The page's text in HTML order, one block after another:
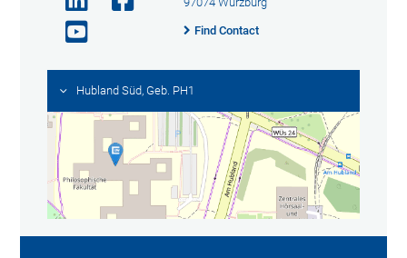
Find Contact
Hubland Süd, Geb. PH1